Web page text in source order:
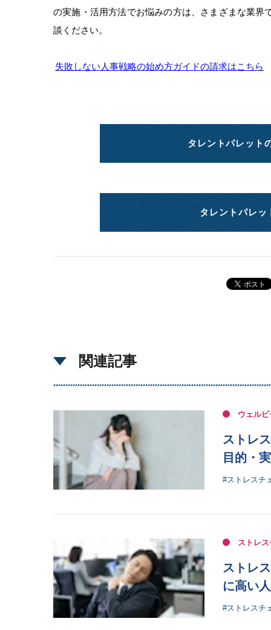
の実施・活用方法でお悩みの方は、さまざまな業
談ください。
失敗しない人事戦略の始め方ガイドの請求はこちら
タレントパレット
タレントパレッ
関連記事
ウェル
ストレ
目的・
#ストレスチ
ストレ
ストレ
に高い
#ストレスチ